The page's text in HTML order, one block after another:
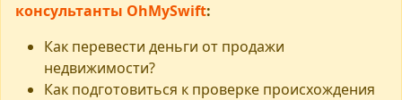
консультанты OhMySwift:
Как перевести деньги от продажи
недвижимости?
Как подготовиться к проверке происхождения